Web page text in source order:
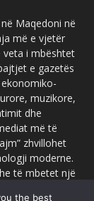
Maqedoni në
më e vjetër
i mbështet
e gazetës
muzikore,
dhe
më të
zhvillohet
moderne.
të mbetet një
the best